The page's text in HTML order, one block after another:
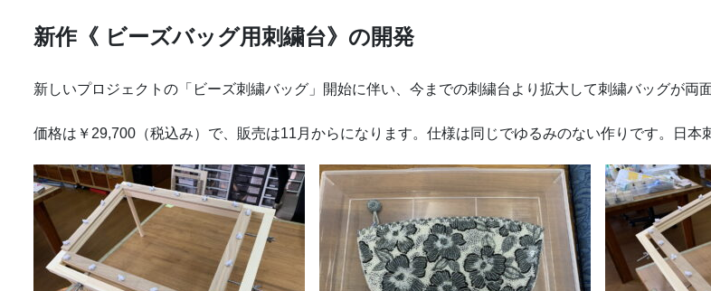
新作《 ビーズバッグ用刺繍台》の開発
新しいプロジェクトの「ビーズ刺繍バッグ」開始に伴い、今までの刺繍台より拡大して刺繍バッグが両
価格は￥29,700（税込み）で、販売は11月からになります。仕様は同じでゆるみのない作りです。日本